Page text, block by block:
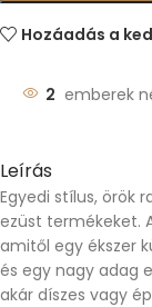
Hozáadás a
2 emberek
Leírás
Egyedi stílus, örök
ezüst termékeket.
amitől egy ékszer
és egy nagy adag
akár díszes vagy